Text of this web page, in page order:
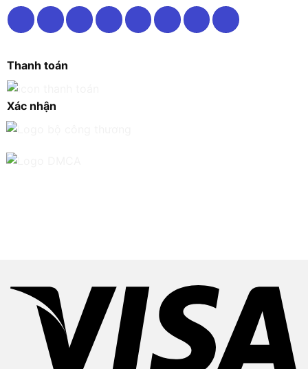
Thanh toán
Xác nhận